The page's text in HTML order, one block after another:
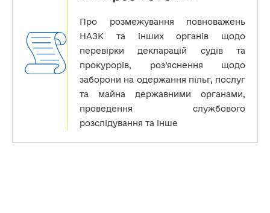
Про розмежування повноважень
НАЗК та інших органів щодо
перевірки декларацій судів та
прокурорів, роз’яснення щодо
заборони на одержання пільг, послуг
та майна державними органами,
проведення службового
розслідування та інше